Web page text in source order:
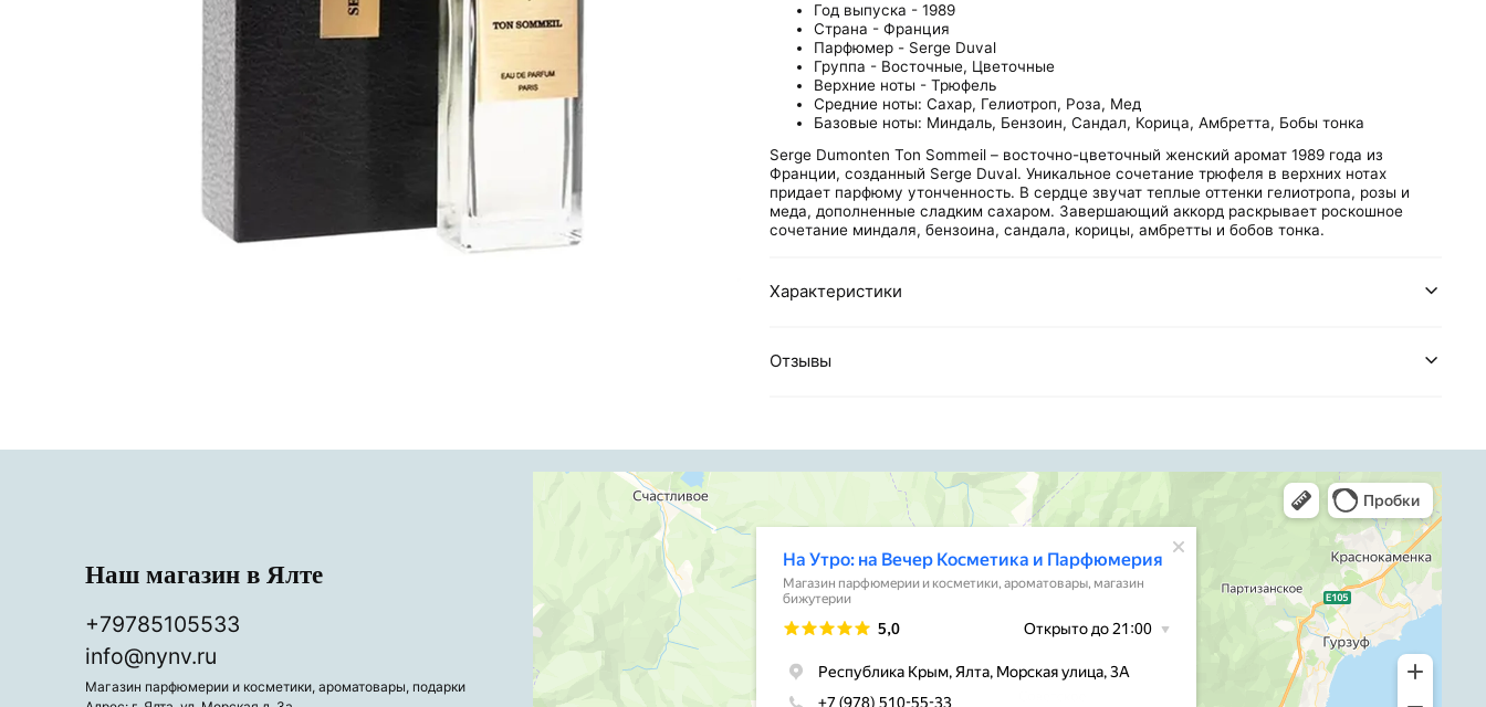
Год выпуска - 1989
Страна - Франция
Парфюмер - Serge Duval
Группа - Восточные, Цветочные
Верхние ноты - Трюфель
Средние ноты: Сахар, Гелиотроп, Роза, Мед
Базовые ноты: Миндаль, Бензоин, Сандал, Корица, Амбретта, Бобы тонка
Serge Dumonten Ton Sommeil – восточно-цветочный женский аромат 1989 года из
Франции, созданный Serge Duval. Уникальное сочетание трюфеля в верхних нотах
придает парфюму утонченность. В сердце звучат теплые оттенки гелиотропа, розы и
меда, дополненные сладким сахаром. Завершающий аккорд раскрывает роскошное
сочетание миндаля, бензоина, сандала, корицы, амбретты и бобов тонка.
Характеристики
Отзывы
Наш магазин в Ялте
+79785105533
info@nynv.ru
Магазин парфюмерии и косметики, ароматовары, подарки